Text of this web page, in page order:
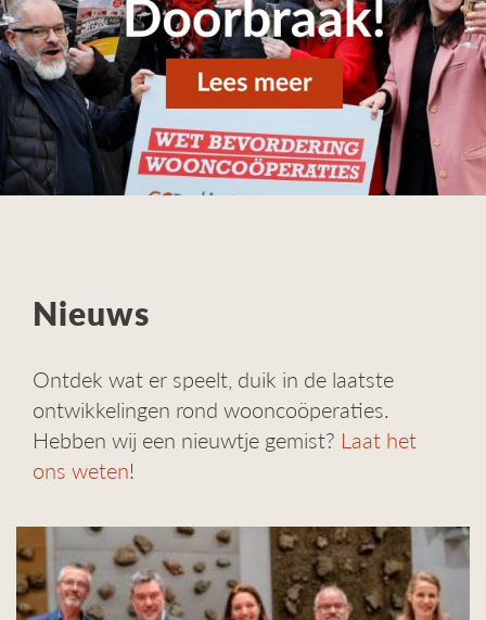
g
a
t
i
e
Nieuws
Ontdek wat er speelt, duik in de laatste
ontwikkelingen rond wooncoöperaties.
Hebben wij een nieuwtje gemist? Laat het
ons weten!